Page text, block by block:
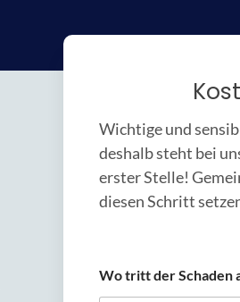
Wichtige und
deshalb steht bei
erster Stelle!
diesen Schritt
Wo tritt der Schaden